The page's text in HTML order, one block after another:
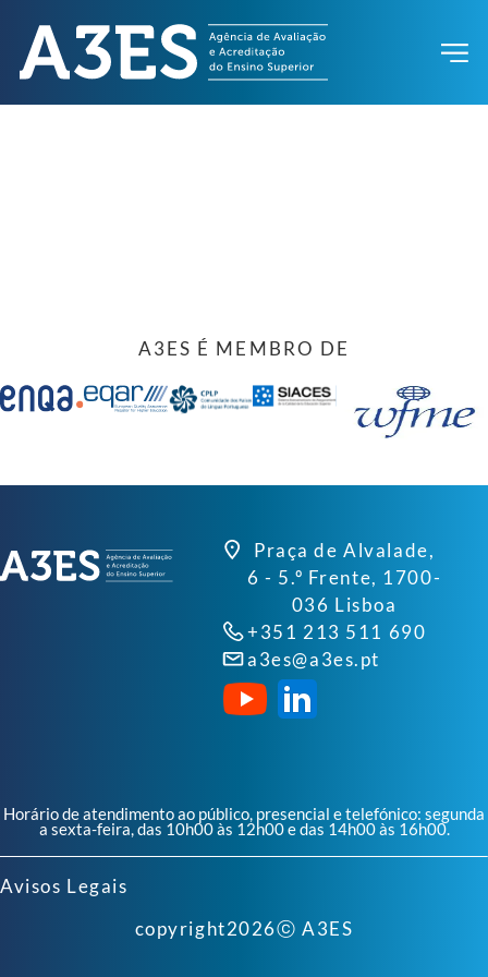
A3ES É MEMBRO DE
Praça de Alvalade,
6 - 5.º Frente, 1700-
036 Lisboa
+351 213 511 690
a3es@a3es.pt
Horário de atendimento ao público, presencial e telefónico: segunda
a sexta-feira, das 10h00 às 12h00 e das 14h00 às 16h00.
Avisos Legais
copyright2026ⓒ A3ES